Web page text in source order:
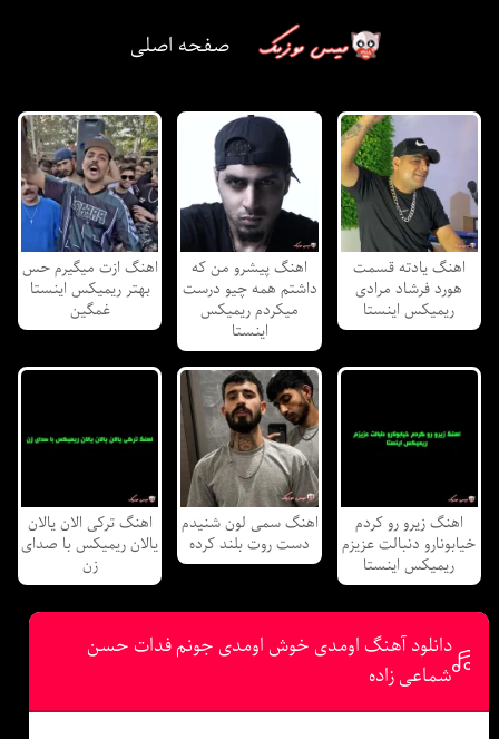
صفحه اصلی
اهنگ یادته قسمت
هورد فرشاد مرادی
ریمیکس اینستا
اهنگ پیشرو من که
داشتم همه چیو درست
میکردم ریمیکس
اینستا
اهنگ ازت میگیرم حس
بهتر ریمیکس اینستا
غمگین
اهنگ زیرو رو کردم
خیابونارو دنبالت عزیزم
ریمیکس اینستا
اهنگ سمی لون شنیدم
دست روت بلند کرده
اهنگ ترکی الان یالان
یالان ریمیکس با صدای
زن
دانلود آهنگ اومدی خوش اومدی جونم فدات حسن
شماعی زاده